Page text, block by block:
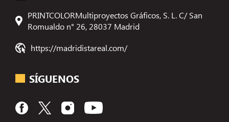
PRINTCOLORMultiproyectos Gráficos, S. L. C/ San
Romualdo n° 26, 28037 Madrid
https://madridistareal.com/
SÍGUENOS